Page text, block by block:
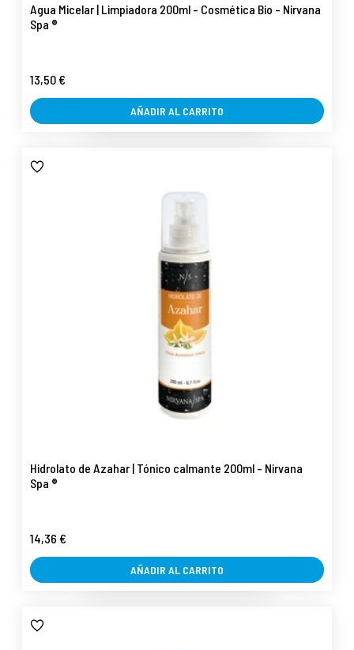
Agua Micelar | Limpiadora 200ml - Cosmética Bio - Nirvana
Spa ®
13,50 €
AÑADIR AL CARRITO
Hidrolato de Azahar | Tónico calmante 200ml - Nirvana
Spa ®
14,36 €
AÑADIR AL CARRITO